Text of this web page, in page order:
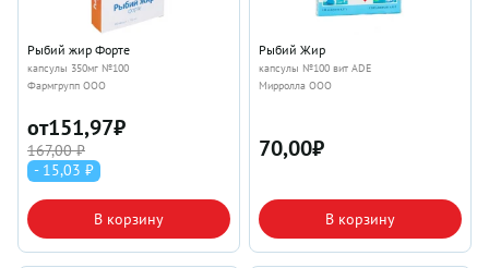
Рыбий жир Форте
капсулы 350мг №100
Фармгрупп ООО
от151,97₽
167,00 ₽
- 15,03 ₽
В корзину
Рыбий Жир
капсулы №100 вит ADE
Мирролла ООО
70,00₽
В корзину